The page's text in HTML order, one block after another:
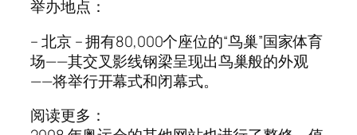
举办地点：
– 北京 – 拥有80,000个座位的“鸟巢”国家体育
场——其交叉影线钢梁呈现出鸟巢般的外观
——将举行开幕式和闭幕式。
阅读更多：